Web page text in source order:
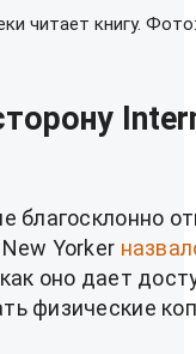
читает книгу.
благосклонно
Yorker
оно дает
физические